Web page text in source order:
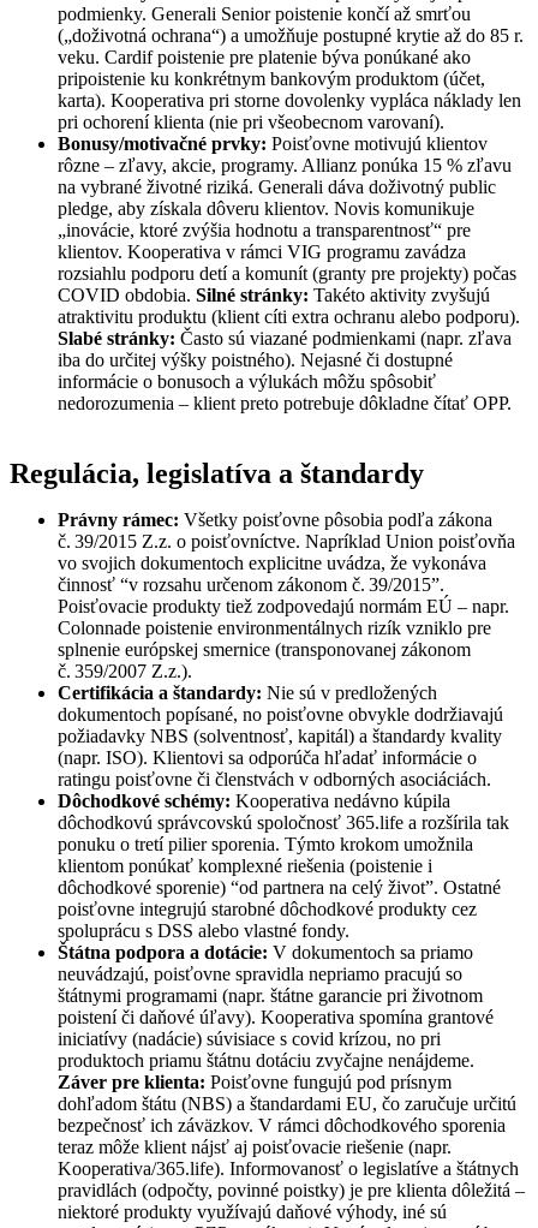
podmienky. Generali Senior poistenie končí až smrťou
(„doživotná ochrana“) a umožňuje postupné krytie až do 85 r.
veku. Cardif poistenie pre platenie býva ponúkané ako
pripoistenie ku konkrétnym bankovým produktom (účet,
karta). Kooperativa pri storne dovolenky vypláca náklady len
pri ochorení klienta (nie pri všeobecnom varovaní).
Bonusy/motivačné prvky: Poisťovne motivujú klientov
rôzne – zľavy, akcie, programy. Allianz ponúka 15 % zľavu
na vybrané životné riziká. Generali dáva doživotný public
pledge, aby získala dôveru klientov. Novis komunikuje
„inovácie, ktoré zvýšia hodnotu a transparentnosť“ pre
klientov. Kooperativa v rámci VIG programu zavádza
rozsiahlu podporu detí a komunít (granty pre projekty) počas
COVID obdobia. Silné stránky: Takéto aktivity zvyšujú
atraktivitu produktu (klient cíti extra ochranu alebo podporu).
Slabé stránky: Často sú viazané podmienkami (napr. zľava
iba do určitej výšky poistného). Nejasné či dostupné
informácie o bonusoch a výlukách môžu spôsobiť
nedorozumenia – klient preto potrebuje dôkladne čítať OPP.
Regulácia, legislatíva a štandardy
Právny rámec: Všetky poisťovne pôsobia podľa zákona
č. 39/2015 Z.z. o poisťovníctve. Napríklad Union poisťovňa
vo svojich dokumentoch explicitne uvádza, že vykonáva
činnosť “v rozsahu určenom zákonom č. 39/2015”.
Poisťovacie produkty tiež zodpovedajú normám EÚ – napr.
Colonnade poistenie environmentálnych rizík vzniklo pre
splnenie európskej smernice (transponovanej zákonom
č. 359/2007 Z.z.).
Certifikácia a štandardy: Nie sú v predložených
dokumentoch popísané, no poisťovne obvykle dodržiavajú
požiadavky NBS (solventnosť, kapitál) a štandardy kvality
(napr. ISO). Klientovi sa odporúča hľadať informácie o
ratingu poisťovne či členstvách v odborných asociáciách.
Dôchodkové schémy: Kooperativa nedávno kúpila
dôchodkovú správcovskú spoločnosť 365.life a rozšírila tak
ponuku o tretí pilier sporenia. Týmto krokom umožnila
klientom ponúkať komplexné riešenia (poistenie i
dôchodkové sporenie) “od partnera na celý život”. Ostatné
poisťovne integrujú starobné dôchodkové produkty cez
spoluprácu s DSS alebo vlastné fondy.
Štátna podpora a dotácie: V dokumentoch sa priamo
neuvádzajú, poisťovne spravidla nepriamo pracujú so
štátnymi programami (napr. štátne garancie pri životnom
poistení či daňové úľavy). Kooperativa spomína grantové
iniciatívy (nadácie) súvisiace s covid krízou, no pri
produktoch priamu štátnu dotáciu zvyčajne nenájdeme.
Záver pre klienta: Poisťovne fungujú pod prísnym
dohľadom štátu (NBS) a štandardami EU, čo zaručuje určitú
bezpečnosť ich záväzkov. V rámci dôchodkového sporenia
teraz môže klient nájsť aj poisťovacie riešenie (napr.
Kooperativa/365.life). Informovanosť o legislatíve a štátnych
pravidlách (odpočty, povinné poistky) je pre klienta dôležitá –
niektoré produkty využívajú daňové výhody, iné sú